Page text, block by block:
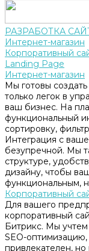
РАЗРАБОТКА
Интернет-магазин
Корпоративный
Landing Page
Интернет-магазин
Мы готовы
только легок в
ваш бизнес. На
функциональный
сортировку,
Интеграция с
безупречной. Мы
структуре,
дизайну, чтобы
функциональным,
Корпоративный
Для вашего
корпоративный
Битрикс. Мы
SEO-
привлекателен,